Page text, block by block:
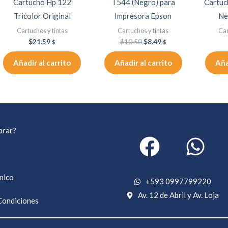
Tricolor Original
Cartuchos y tintas
$21.59 $
Añadir al carrito
Impresora Epson
Cartuchos y tintas
$10.50 $8.49 $
Añadir al carrito
+593 0997799220
Av. 12 de Abril y Av. Loja